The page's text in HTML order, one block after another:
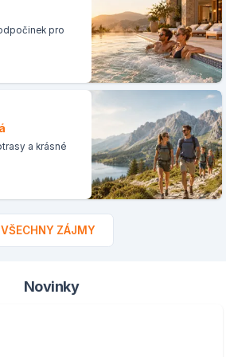
pro
a krásné
VŠECHNY ZÁJMY
Novinky